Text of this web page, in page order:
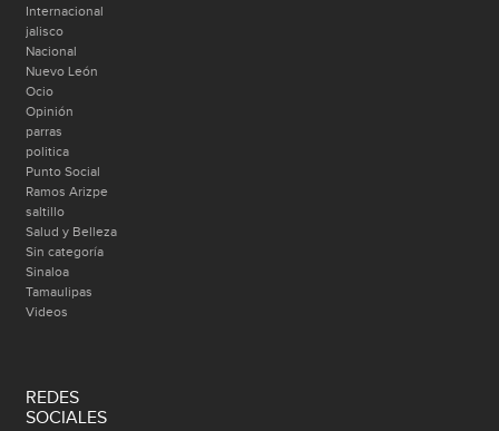
Internacional
jalisco
Nacional
Nuevo León
Ocio
Opinión
parras
politica
Punto Social
Ramos Arizpe
saltillo
Salud y Belleza
Sin categoría
Sinaloa
Tamaulipas
Videos
REDES
SOCIALES